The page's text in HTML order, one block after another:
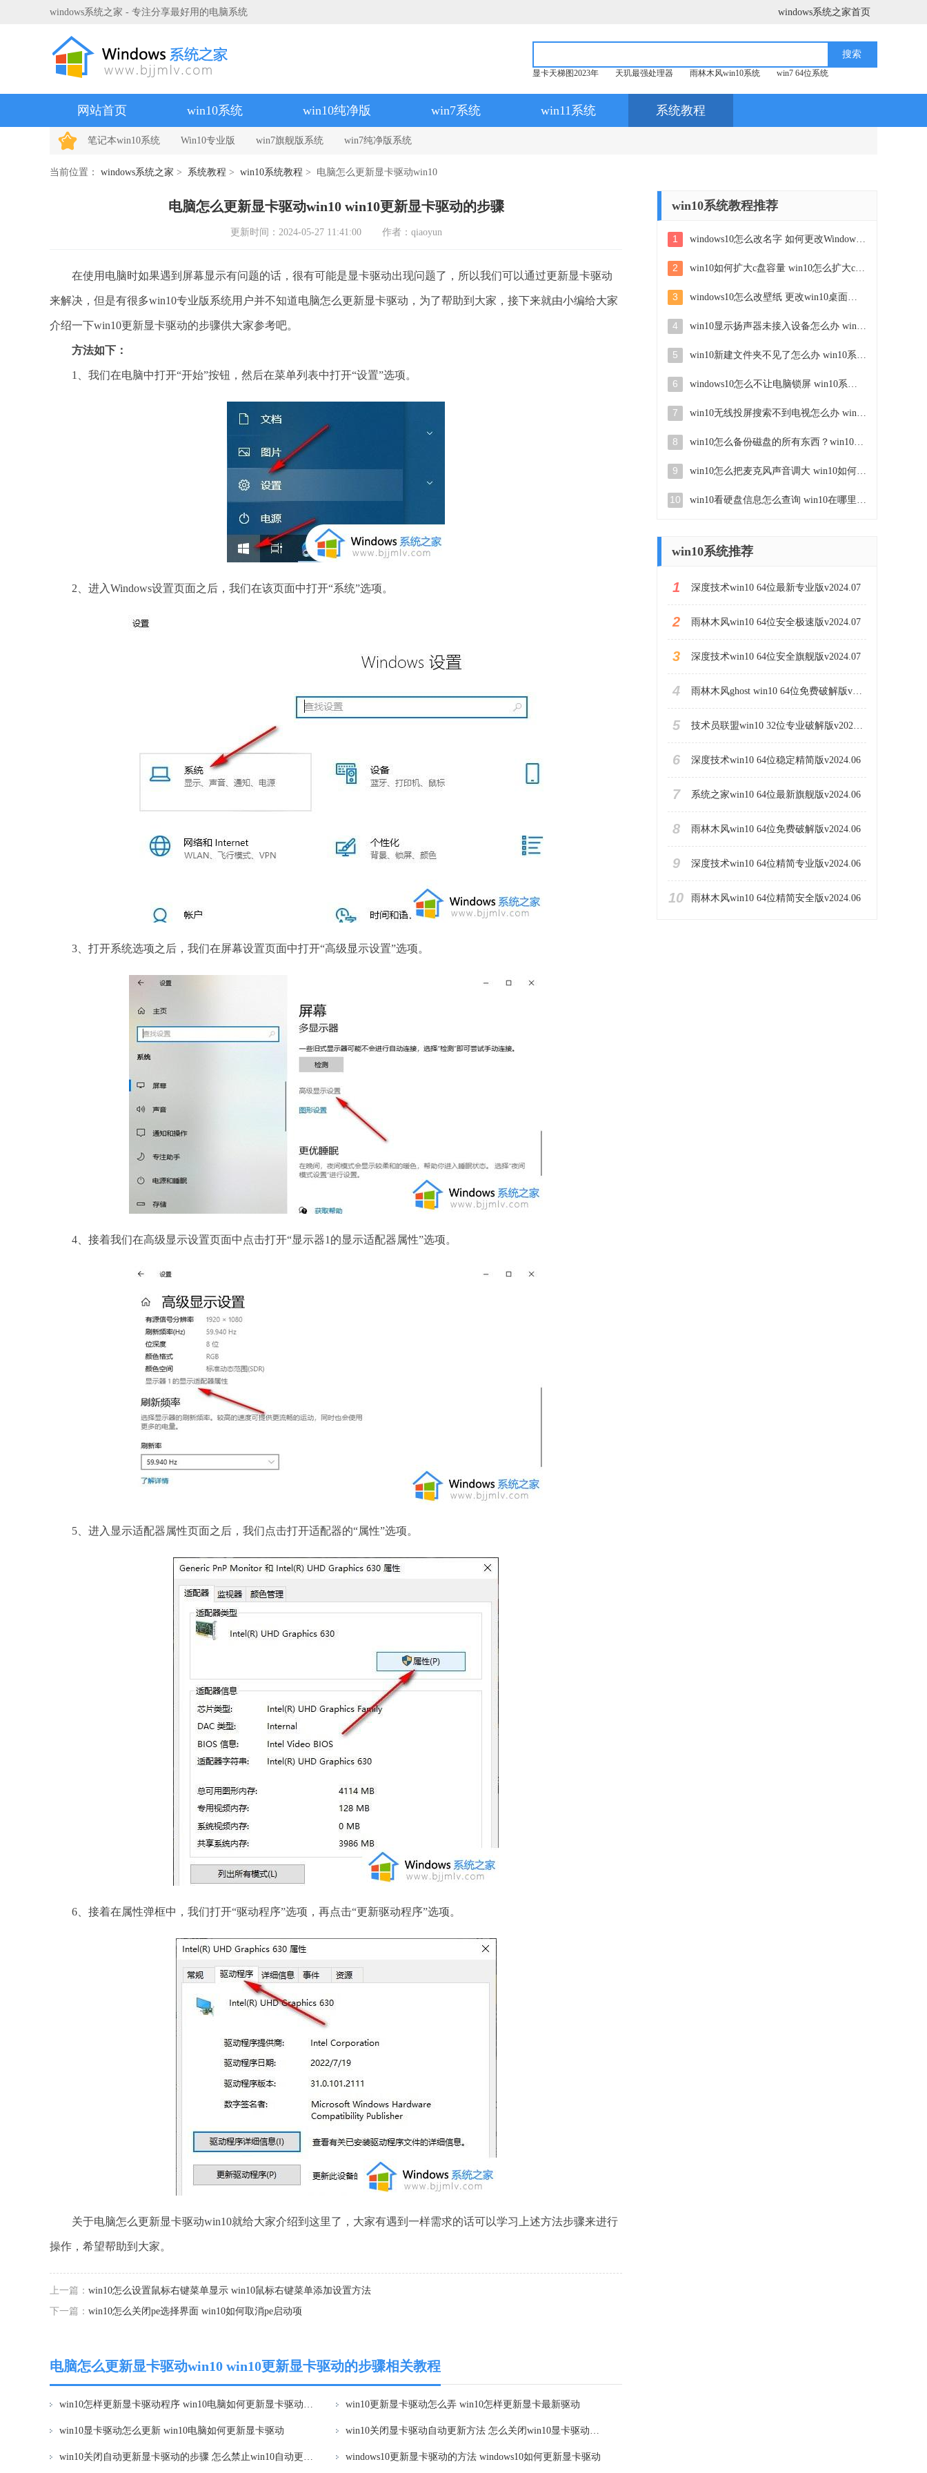
windows系统之家 - 专注分享最好用的电脑系统 windows系统之家首页
显卡天梯图2023年 天玑最强处理器 雨林木风win10系统 win7 64位系统
网站首页 win10系统 win10纯净版 win7系统 win11系统 系统教程
笔记本win10系统 Win10专业版 win7旗舰版系统 win7纯净版系统
当前位置： windows系统之家 > 系统教程 > win10系统教程 > 电脑怎么更新显卡驱动win10
电脑怎么更新显卡驱动win10 win10更新显卡驱动的步骤
更新时间：2024-05-27 11:41:00 作者：qiaoyun
在使用电脑时如果遇到屏幕显示有问题的话，很有可能是显卡驱动出现问题了，所以我们可以通过更新显卡驱动
来解决，但是有很多win10专业版系统用户并不知道电脑怎么更新显卡驱动，为了帮助到大家，接下来就由小编给大家
介绍一下win10更新显卡驱动的步骤供大家参考吧。
方法如下：
1、我们在电脑中打开“开始”按钮，然后在菜单列表中打开“设置”选项。
2、进入Windows设置页面之后，我们在该页面中打开“系统”选项。
3、打开系统选项之后，我们在屏幕设置页面中打开“高级显示设置”选项。
4、接着我们在高级显示设置页面中点击打开“显示器1的显示适配器属性”选项。
5、进入显示适配器属性页面之后，我们点击打开适配器的“属性”选项。
6、接着在属性弹框中，我们打开“驱动程序”选项，再点击“更新驱动程序”选项。
关于电脑怎么更新显卡驱动win10就给大家介绍到这里了，大家有遇到一样需求的话可以学习上述方法步骤来进行
操作，希望帮助到大家。
上一篇： win10怎么设置鼠标右键菜单显示 win10鼠标右键菜单添加设置方法
下一篇： win10怎么关闭pe选择界面 win10如何取消pe启动项
电脑怎么更新显卡驱动win10 win10更新显卡驱动的步骤相关教程
win10怎样更新显卡驱动程序 win10电脑如何更新显卡驱动程序 win10更新显卡驱动怎么弄 win10怎样更新显卡最新驱动
win10显卡驱动怎么更新 win10电脑如何更新显卡驱动 win10关闭显卡驱动自动更新方法 怎么关闭win10显卡驱动更新
win10关闭自动更新显卡驱动的步骤 怎么禁止win10自动更新显卡驱动 windows10更新显卡驱动的方法 windows10如何更新显卡驱动
win10系统教程推荐
1 windows10怎么改名字 如何更改Windows10用户名
2 win10如何扩大c盘容量 win10怎么扩大c盘空间
3 windows10怎么改壁纸 更改win10桌面背景的步骤
4 win10显示扬声器未接入设备怎么办 win10电脑显示扬声器未接入处理方法
5 win10新建文件夹不见了怎么办 win10系统新建文件夹没有处理方法
6 windows10怎么不让电脑锁屏 win10系统如何彻底关掉自动锁屏
7 win10无线投屏搜索不到电视怎么办 win10无线投屏搜索不到电视如何处理
8 win10怎么备份磁盘的所有东西？win10如何备份磁盘文件数据
9 win10怎么把麦克风声音调大 win10如何把麦克风音量调大
10 win10看硬盘信息怎么查询 win10在哪里看硬盘信息
win10系统推荐
1 深度技术win10 64位最新专业版v2024.07
2 雨林木风win10 64位安全极速版v2024.07
3 深度技术win10 64位安全旗舰版v2024.07
4 雨林木风ghost win10 64位免费破解版v2024.07
5 技术员联盟win10 32位专业破解版v2023.06
6 深度技术win10 64位稳定精简版v2024.06
7 系统之家win10 64位最新旗舰版v2024.06
8 雨林木风win10 64位免费破解版v2024.06
9 深度技术win10 64位精简专业版v2024.06
10 雨林木风win10 64位精简安全版v2024.06